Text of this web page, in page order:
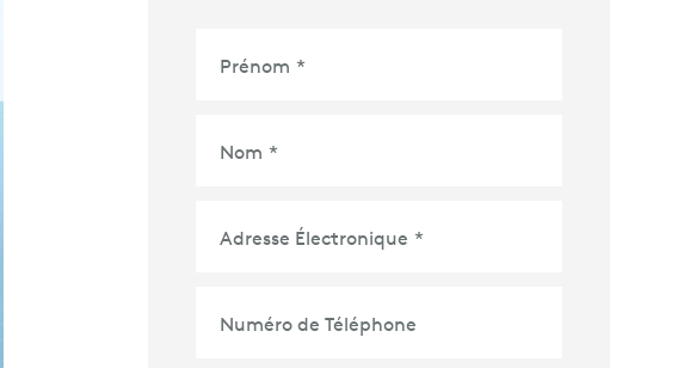
Prénom *
Nom *
Adresse Électronique *
Numéro de Téléphone